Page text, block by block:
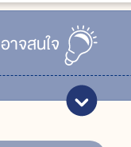
อาจสนใจ